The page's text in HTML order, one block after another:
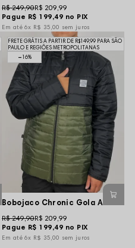
Pague R$ 199,49 no PIX
R$ 249,90R$ 209,99
6x R$ 35,00 sem juros
16%
FRETE GRÁTIS A PARTIR DE R$149,99 PARA SÃO
PAULO E REGIÕES METROPOLITANAS
Pague R$ 199,49 no PIX
R$ 249,90R$ 209,99
6x R$ 35,00 sem juros